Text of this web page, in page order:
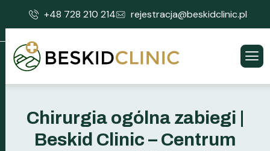
+48 728 210 214 rejestracja@beskidclinic.pl
Chirurgia ogólna zabiegi |
Beskid Clinic – Centrum